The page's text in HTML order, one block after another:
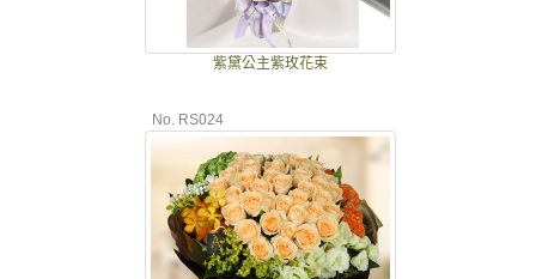
紫黛公主紫玫花束
No. RS024